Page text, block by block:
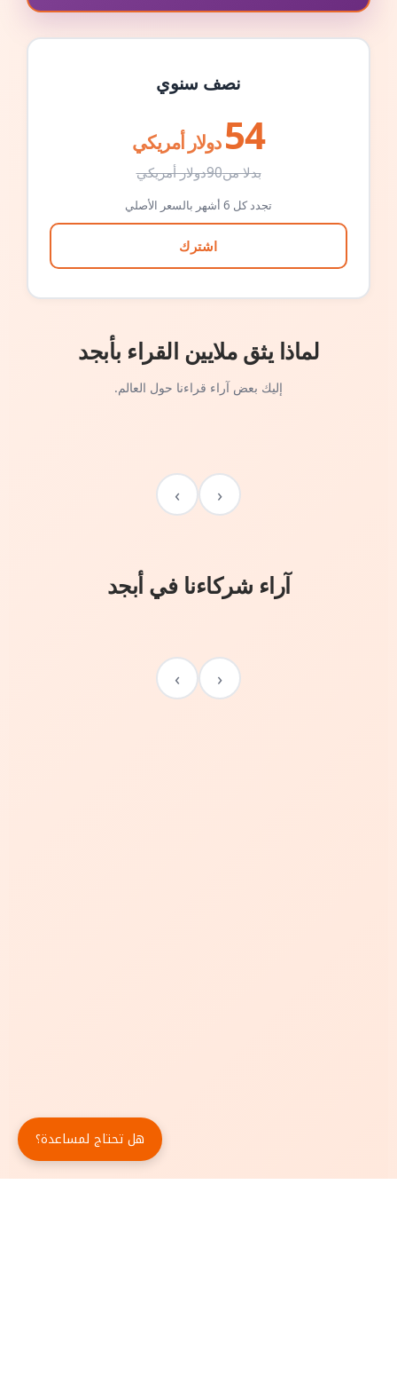
نصف سنوي
54 دولار أمريكي
بدلا من90دولار أمريكي
تجدد كل 6 أشهر بالسعر الأصلي
اشترك
لماذا يثق ملايين القراء بأبجد
إليك بعض آراء قراءنا حول العالم.
‹
›
آراء شركاءنا في أبجد
‹
›
هل تحتاج لمساعدة؟